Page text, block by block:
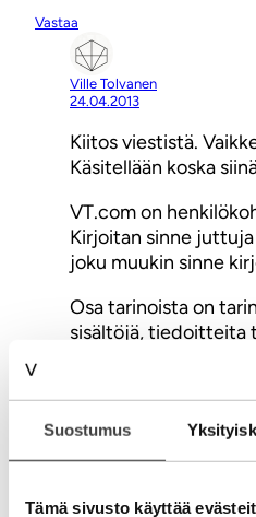
Suostumus
Tämä sivusto käyttää
Vastaa
Ville Tolvanen
24.04.2013
Kiitos viestistä.
Käsitellään koska
VT.com on
Kirjoitan sinne
joku muukin sinne
Osa tarinoista on
sisältöjä, tiedoitteita
Varmasti jokin
Medialukutaito ja
”konvergenssi” on